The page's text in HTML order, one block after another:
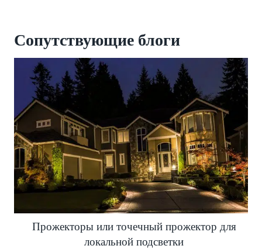
Сопутствующие блоги
Прожекторы или точечный прожектор для
локальной подсветки